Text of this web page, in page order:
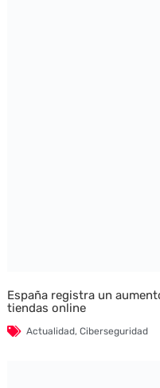
España registra un
tiendas online
Actualidad, Ciberseguridad